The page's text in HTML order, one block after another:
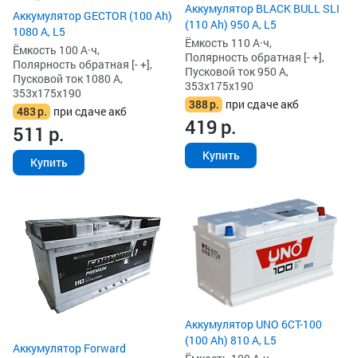
Аккумулятор GECTOR (100 Ah)
1080 А, L5
Ёмкость 100 А·ч,
Полярность обратная [- +],
Пусковой ток 1080 А,
353x175x190
483р. при сдаче акб
511 р.
Купить
Аккумулятор BLACK BULL SLI
(110 Ah) 950 А, L5
Ёмкость 110 А·ч,
Полярность обратная [- +],
Пусковой ток 950 А,
353x175x190
388р. при сдаче акб
419р.
Купить
Аккумулятор Forward
Аккумулятор UNO 6CT-100
(100 Ah) 810 А, L5